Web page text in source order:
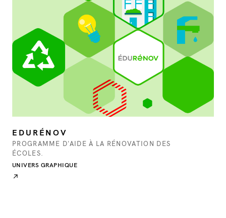
EDURÉNOV
PROGRAMME D'AIDE À LA RÉNOVATION DES
ÉCOLES.
UNIVERS GRAPHIQUE
↗